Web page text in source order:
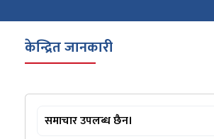
केन्द्रित जानकारी
समाचार उपलब्ध छैन।